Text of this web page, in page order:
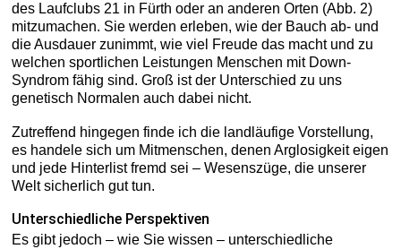
des Laufclubs 21 in Fürth oder an anderen Orten (Abb. 2)
mitzumachen. Sie werden erleben, wie der Bauch ab- und
die Ausdauer zunimmt, wie viel Freude das macht und zu
welchen sportlichen Leistungen Menschen mit Down-
Syndrom fähig sind. Groß ist der Unterschied zu uns
genetisch Normalen auch dabei nicht.
Zutreffend hingegen finde ich die landläufige Vorstellung,
es handele sich um Mitmenschen, denen Arglosigkeit eigen
und jede Hinterlist fremd sei – Wesenszüge, die unserer
Welt sicherlich gut tun.
Unterschiedliche Perspektiven
Es gibt jedoch – wie Sie wissen – unterschiedliche